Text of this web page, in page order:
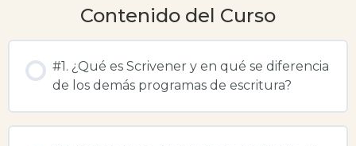
Contenido del Curso
#1. ¿Qué es Scrivener y en qué se diferencia
de los demás programas de escritura?